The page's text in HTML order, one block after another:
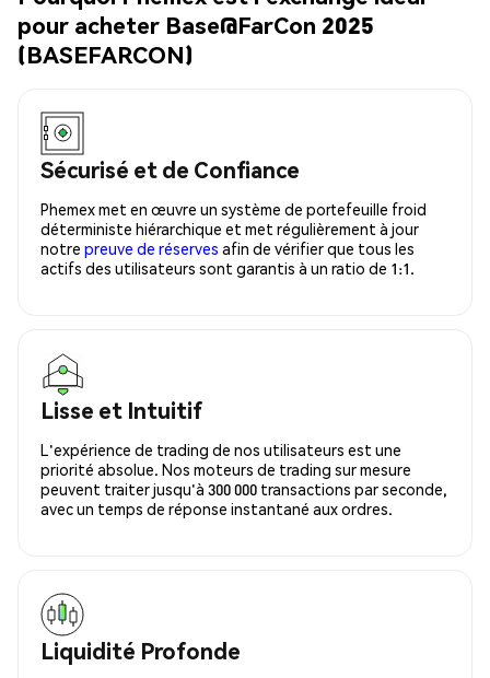
pour acheter Base@FarCon 2025
(BASEFARCON)
Sécurisé et de Confiance
Phemex met en œuvre un système de portefeuille froid
déterministe hiérarchique et met régulièrement à jour
notre preuve de réserves afin de vérifier que tous les
actifs des utilisateurs sont garantis à un ratio de 1:1.
Lisse et Intuitif
L'expérience de trading de nos utilisateurs est une
priorité absolue. Nos moteurs de trading sur mesure
peuvent traiter jusqu'à 300 000 transactions par seconde,
avec un temps de réponse instantané aux ordres.
Liquidité Profonde